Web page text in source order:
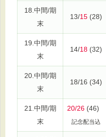
18.中間/期
末
13/15(28)
19.中間/期
末
14/18 (32)
20.中間/期
末
18/16 (34)
21.中間/期
末
20/26(46)
記念配当込